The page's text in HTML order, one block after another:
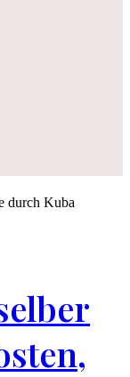
durch Kuba